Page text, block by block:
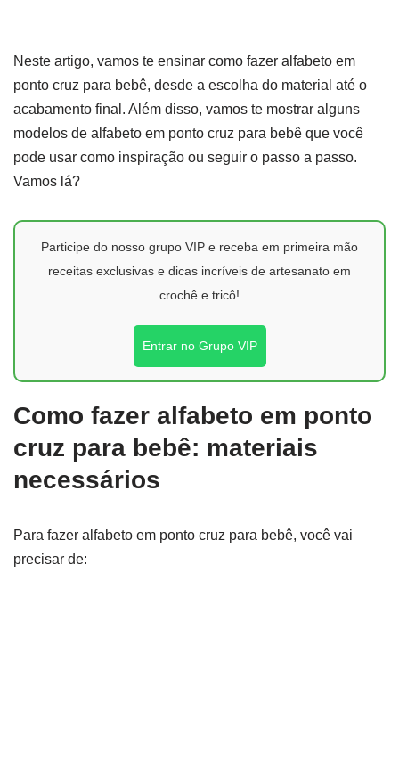
Neste artigo, vamos te ensinar como fazer alfabeto em
ponto cruz para bebê, desde a escolha do material até o
acabamento final. Além disso, vamos te mostrar alguns
modelos de alfabeto em ponto cruz para bebê que você
pode usar como inspiração ou seguir o passo a passo.
Vamos lá?
Participe do nosso grupo VIP e receba em primeira mão
receitas exclusivas e dicas incríveis de artesanato em
crochê e tricô!
Entrar no Grupo VIP
Como fazer alfabeto em ponto
cruz para bebê: materiais
necessários
Para fazer alfabeto em ponto cruz para bebê, você vai
precisar de: